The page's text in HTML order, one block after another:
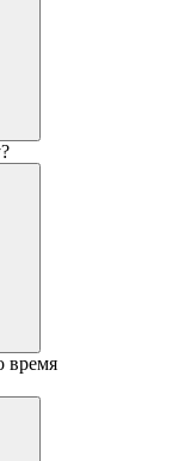
время